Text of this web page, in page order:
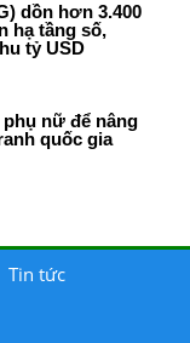
dồn hơn 3.400
hạ tầng số,
tỷ USD
nữ để nâng
quốc gia
Tin tức